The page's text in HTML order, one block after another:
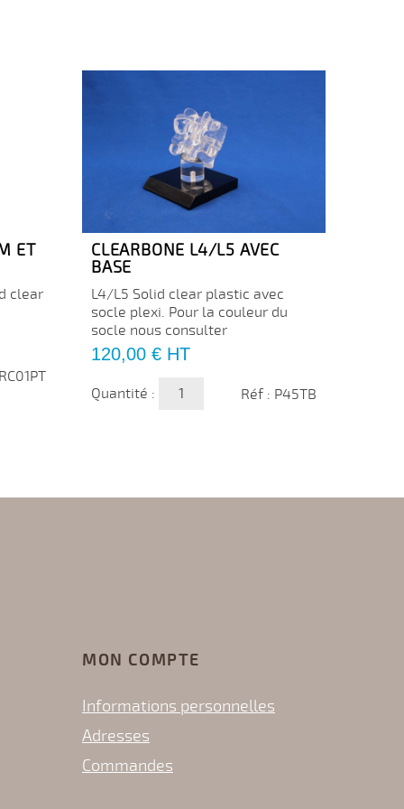
ET
clear
CLEARBONE L4/L5 AVEC
BASE
L4/L5 Solid clear plastic avec
socle plexi. Pour la couleur du
socle nous consulter
Prix
120,00 € HT
Quantité : Réf : P45TB
MON COMPTE
Informations personnelles
Adresses
Commandes